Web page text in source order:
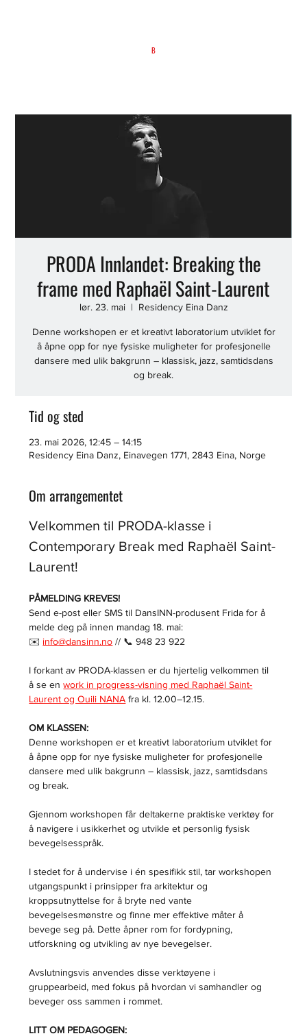
B
PRODA Innlandet: Breaking the
frame med Raphaël Saint-Laurent
lør. 23. mai
  |
Residency Eina Danz
Denne workshopen er et kreativt laboratorium utviklet for
å åpne opp for nye fysiske muligheter for profesjonelle
dansere med ulik bakgrunn – klassisk, jazz, samtidsdans
og break.
Tid og sted
23. mai 2026, 12:45 – 14:15
Residency Eina Danz, Einavegen 1771, 2843 Eina, Norge
Om arrangementet
Velkommen til PRODA-klasse i
Contemporary Break med Raphaël Saint-
Laurent!
PÅMELDING KREVES!
Send e-post eller SMS til DansINN-produsent Frida for å
melde deg på innen mandag 18. mai:
✉️ info@dansinn.no // 📞 948 23 922
I forkant av PRODA-klassen er du hjertelig velkommen til
å se en work in progress-visning med Raphaël Saint-
Laurent og Ouili NANA fra kl. 12.00–12.15.
OM KLASSEN:
Denne workshopen er et kreativt laboratorium utviklet for
å åpne opp for nye fysiske muligheter for profesjonelle
dansere med ulik bakgrunn – klassisk, jazz, samtidsdans
og break.
Gjennom workshopen får deltakerne praktiske verktøy for
å navigere i usikkerhet og utvikle et personlig fysisk
bevegelsesspråk.
I stedet for å undervise i én spesifikk stil, tar workshopen
utgangspunkt i prinsipper fra arkitektur og
kroppsutnyttelse for å bryte ned vante
bevegelsesmønstre og finne mer effektive måter å
bevege seg på. Dette åpner rom for fordypning,
utforskning og utvikling av nye bevegelser.
Avslutningsvis anvendes disse verktøyene i
gruppearbeid, med fokus på hvordan vi samhandler og
beveger oss sammen i rommet.
LITT OM PEDAGOGEN: